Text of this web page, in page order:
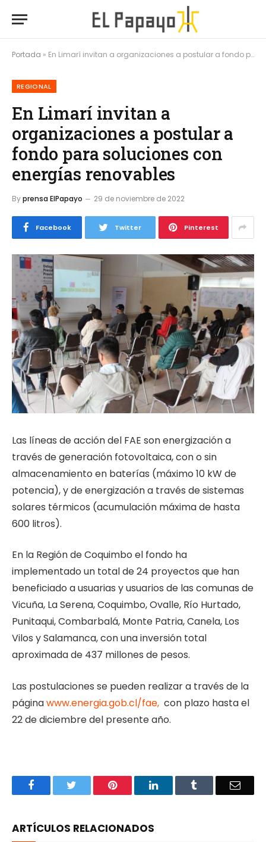
Portada » En Limarí invitan a organizaciones a postular a fondo para soluciones con energías renovables
REGIONAL
En Limarí invitan a
organizaciones a postular a
fondo para soluciones con
energías renovables
Byprensa ElPapayo 29 de noviembre de 2022
Facebook Twitter Pinterest
Las líneas de acción del FAE son energización a
través de generación fotovoltaica, con o sin
almacenamiento en baterías (máximo 10 kW de
potencia), y de energización a través de sistemas
solares térmicos (acumulación máxima de hasta
600 litros).
En la Región de Coquimbo el fondo ha
implementado un total de 24 proyectos que han
beneficiado a usuarias y usuarios de las comunas de
Vicuña, La Serena, Coquimbo, Ovalle, Río Hurtado,
Punitaqui, Combarbalá, Monte Patria, Canela, Los
Vilos y Salamanca, con una inversión total
aproximada de 437 millones de pesos.
Las postulaciones se pueden realizar a través de la
páginawww.energia.gob.cl/fae, con plazo hasta el
22 de diciembre del presente año.
Facebook Pinterest LinkedIn Email
ARTÍCULOS RELACIONADOS